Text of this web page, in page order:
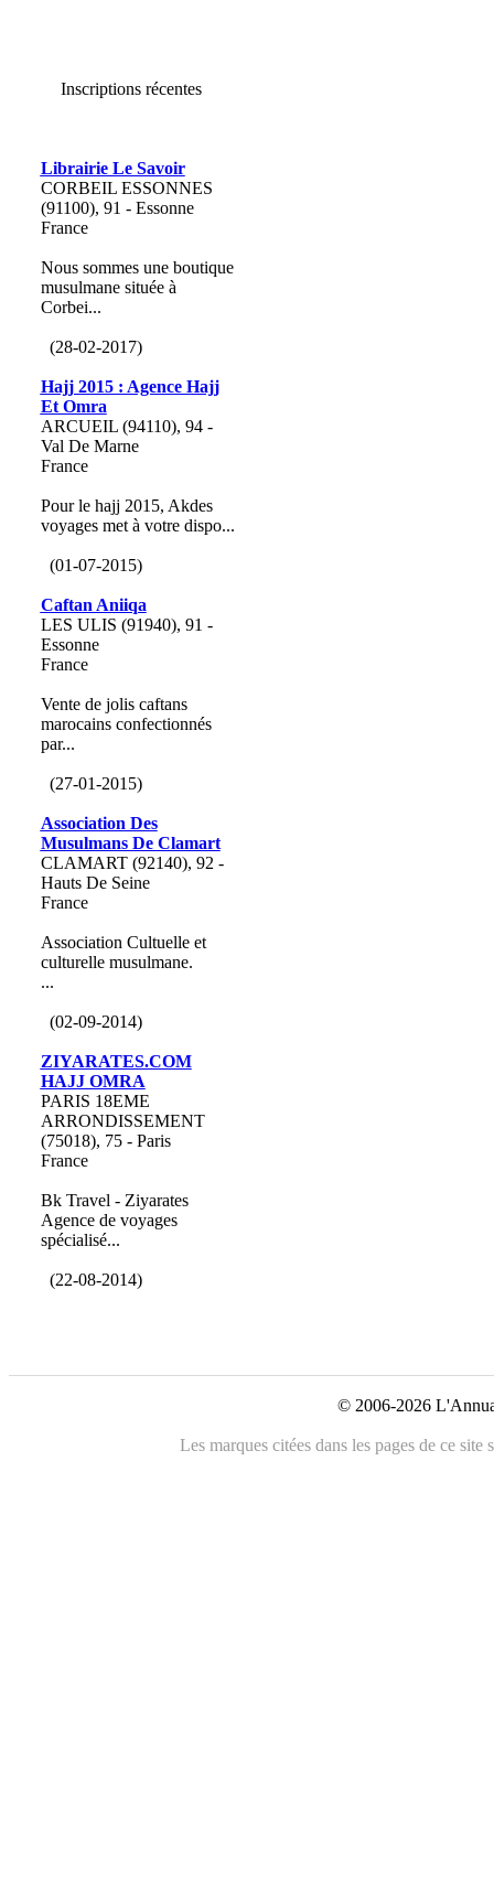
Inscriptions récentes
Librairie Le Savoir
CORBEIL ESSONNES
(91100), 91 - Essonne
France
Nous sommes une boutique
musulmane située à
Corbei...
(28-02-2017)
Hajj 2015 : Agence Hajj
Et Omra
ARCUEIL (94110), 94 -
Val De Marne
France
Pour le hajj 2015, Akdes
voyages met à votre dispo...
(01-07-2015)
Caftan Aniiqa
LES ULIS (91940), 91 -
Essonne
France
Vente de jolis caftans
marocains confectionnés
par...
(27-01-2015)
Association Des
Musulmans De Clamart
CLAMART (92140), 92 -
Hauts De Seine
France
Association Cultuelle et
culturelle musulmane.
...
(02-09-2014)
ZIYARATES.COM
HAJJ OMRA
PARIS 18EME
ARRONDISSEMENT
(75018), 75 - Paris
France
Bk Travel - Ziyarates
Agence de voyages
spécialisé...
(22-08-2014)
© 2006-2026
Les marques citées dans les pages de ce